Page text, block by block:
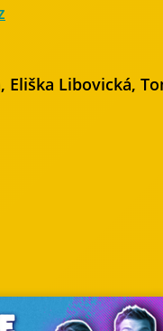
Libovická,